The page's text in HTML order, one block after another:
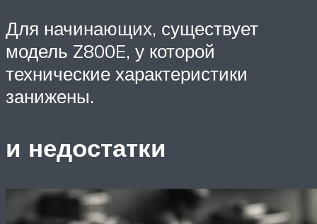
Для начинающих, существует
модель Z800E, у которой
технические характеристики
занижены.
и недостатки